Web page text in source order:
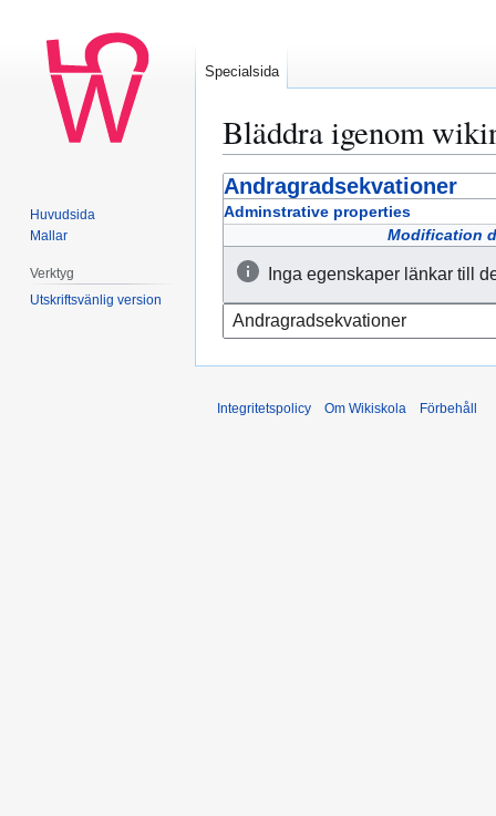
Bläddra igenom
Hoppa
till
Hoppa
till
Andragradsekvationer
Adminstrative properties
Modification
Inga egenskaper länkar till
Specialsida
Huvudsida
Mallar
Verktyg
Utskriftsvänlig version
Integritetspolicy Om Wikiskola Förbehåll